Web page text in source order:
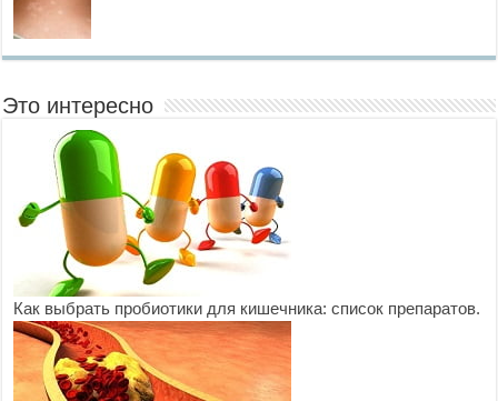
Это интересно
Как выбрать пробиотики для кишечника: список препаратов.